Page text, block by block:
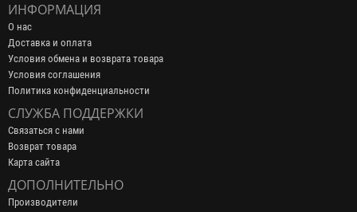
ИНФОРМАЦИЯ
О нас
Доставка и оплата
Условия обмена и возврата товара
Условия соглашения
Политика конфиденциальности
СЛУЖБА ПОДДЕРЖКИ
Связаться с нами
Возврат товара
Карта сайта
ДОПОЛНИТЕЛЬНО
Производители